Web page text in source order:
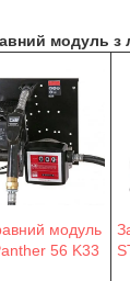
модуль з
модуль
56 K33